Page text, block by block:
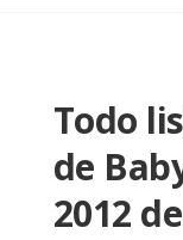
Todo
de
2012